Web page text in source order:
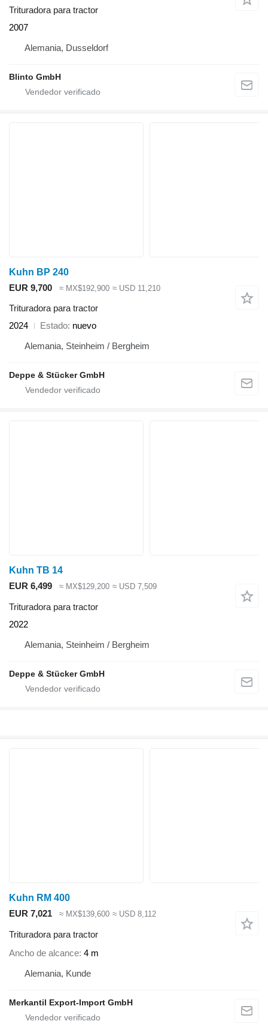
Trituradora para tractor
2007
Alemania, Dusseldorf
Blinto GmbH
Kuhn BP 240
EUR 9,700
≈ MX$192,900 ≈ USD 11,210
Trituradora para tractor
2024
Estado nuevo
Alemania, Steinheim / Bergheim
Deppe & Stücker GmbH
Kuhn TB 14
EUR 6,499
≈ MX$129,200 ≈ USD 7,509
Trituradora para tractor
2022
Alemania, Steinheim / Bergheim
Deppe & Stücker GmbH
Kuhn RM 400
EUR 7,021
≈ MX$139,600 ≈ USD 8,112
Trituradora para tractor
Ancho de alcance 4 m
Alemania, Kunde
Merkantil Export-Import GmbH